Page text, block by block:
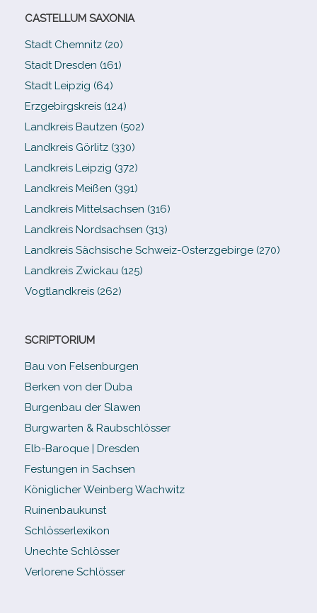
CASTELLUM SAXONIA
Stadt Chemnitz (20)
Stadt Dresden (161)
Stadt Leipzig (64)
Erzgebirgskreis (124)
Landkreis Bautzen (502)
Landkreis Görlitz (330)
Landkreis Leipzig (372)
Landkreis Meißen (391)
Landkreis Mittelsachsen (316)
Landkreis Nordsachsen (313)
Landkreis Sächsische Schweiz-​Osterzgebirge (270)
Landkreis Zwickau (125)
Vogtlandkreis (262)
SCRIPTORIUM
Bau von Felsenburgen
Berken von der Duba
Burgenbau der Slawen
Burgwarten & Raubschlösser
Elb-​Baroque | Dresden
Festungen in Sachsen
Königlicher Weinberg Wachwitz
Ruinenbaukunst
Schlösserlexikon
Unechte Schlösser
Verlorene Schlösser